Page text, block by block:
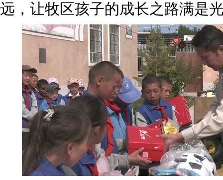
远，让牧区孩子的成长之路满是